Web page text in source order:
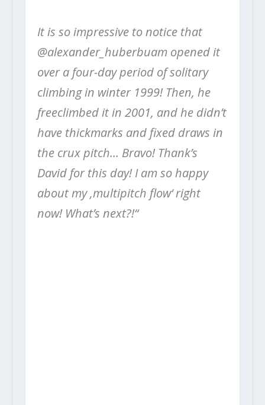
It is so impressive to notice that
@alexander_huberbuam opened it
over a four-day period of solitary
climbing in winter 1999! Then, he
freeclimbed it in 2001, and he didn’t
have thickmarks and fixed draws in
the crux pitch… Bravo! Thank’s
David for this day!I am so happy
about my ‚multipitch flow‘ right
now! What’s next?!“